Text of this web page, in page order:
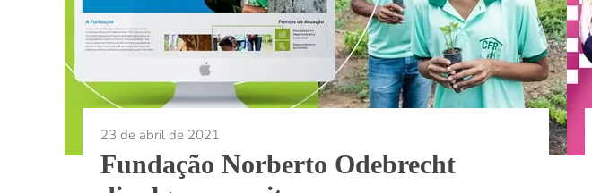
23 de abril de 2021
Fundação Norberto Odebrecht